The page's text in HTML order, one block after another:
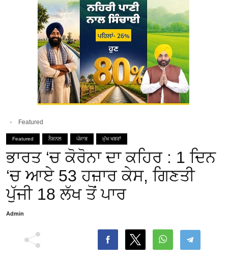
Featured
Featured ਨੈਸ਼ਨਲ ਪੰਜਾਬ ਮੁੱਖ ਖਬਰਾਂ
ਭਾਰਤ ‘ਚ ਕੋਰੋਨਾ ਦਾ ਕਹਿਰ : 1 ਦਿਨ
‘ਚ ਆਏ 53 ਹਜ਼ਾਰ ਕੇਸ, ਗਿਣਤੀ
ਪੁੱਜੀ 18 ਲੱਖ ਤੋਂ ਪਾਰ
Admin